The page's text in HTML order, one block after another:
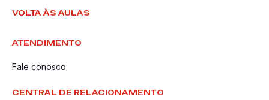
VOLTA ÀS AULAS
ATENDIMENTO
Fale conosco
CENTRAL DE RELACIONAMENTO